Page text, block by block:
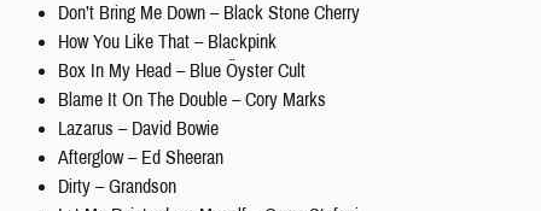
Don’t Bring Me Down – Black Stone Cherry
How You Like That – Blackpink
Box In My Head – Blue Öyster Cult
Blame It On The Double – Cory Marks
Lazarus – David Bowie
Afterglow – Ed Sheeran
Dirty – Grandson